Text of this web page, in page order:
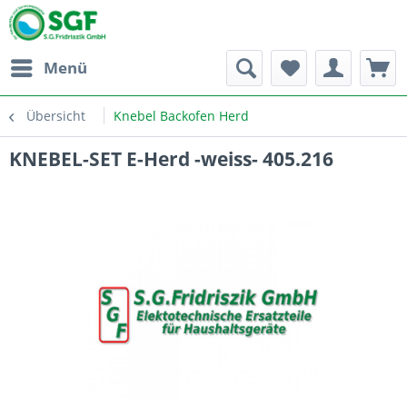
Menü
Übersicht Knebel Backofen Herd
KNEBEL-SET E-Herd -weiss- 405.216